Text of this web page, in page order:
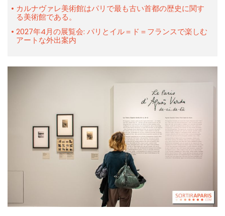
カルナヴァレ美術館はパリで最も古い首都の歴史に関す
る美術館である。
2027年4月の展覧会: パリとイル＝ド＝フランスで楽しむ
アートな外出案内